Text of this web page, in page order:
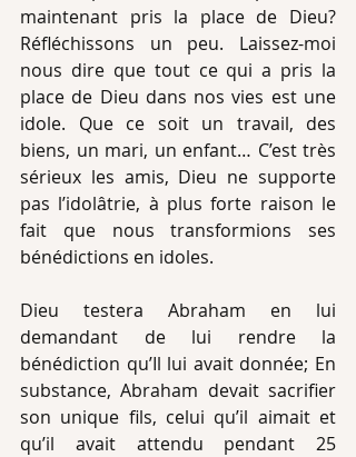
maintenant pris la place de Dieu?
Réfléchissons un peu. Laissez-moi
nous dire que tout ce qui a pris la
place de Dieu dans nos vies est une
idole. Que ce soit un travail, des
biens, un mari, un enfant… C’est très
sérieux les amis, Dieu ne supporte
pas l’idolâtrie, à plus forte raison le
fait que nous transformions ses
bénédictions en idoles.
Dieu testera Abraham en lui
demandant de lui rendre la
bénédiction qu’Il lui avait donnée; En
substance, Abraham devait sacrifier
son unique fils, celui qu’il aimait et
qu’il avait attendu pendant 25